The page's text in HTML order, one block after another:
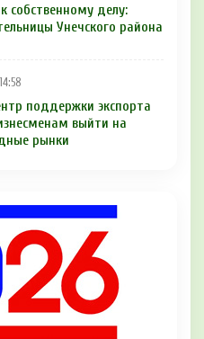
собственному делу:
Унечского района
поддержки экспорта
выйти на
рынки